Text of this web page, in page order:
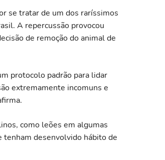
se tratar de um dos raríssimos
A repercussão provocou
de remoção do animal de
protocolo padrão para lidar
extremamente incomuns e
como leões em algumas
tenham desenvolvido hábito de